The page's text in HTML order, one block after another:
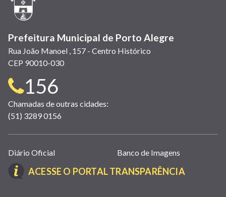
Prefeitura Municipal de Porto Alegre
Rua João Manoel , 157 - Centro Histórico
CEP 90010-030
Telefone
para
contato:
156
Chamadas de outras cidades:
(51) 3289 0156
Links
úteis
(abrem
Diário Oficial Banco de Imagens
ACESSE O PORTAL TRANSPARÊNCIA(LINK